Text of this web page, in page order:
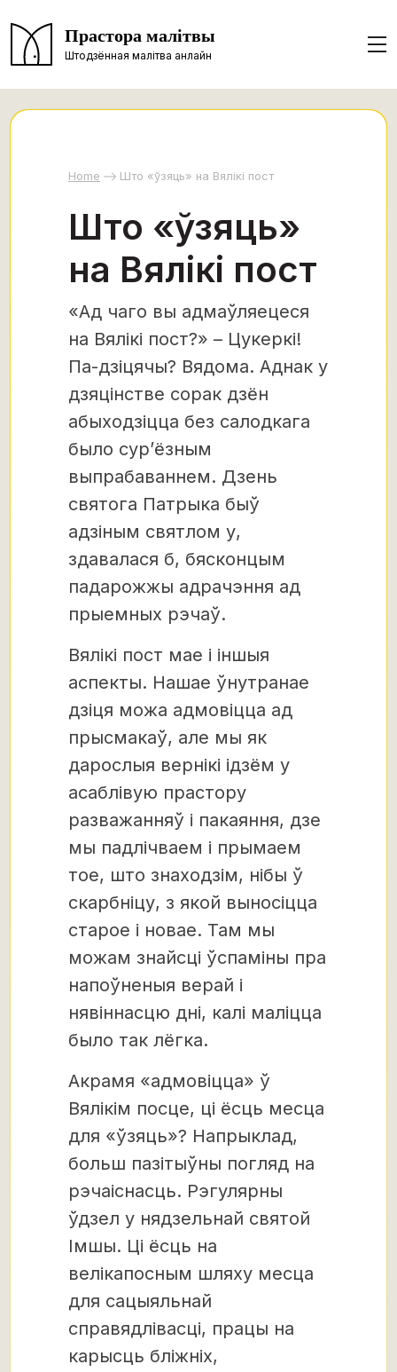
Прастора малітвы
Штодзённая малітва анлайн
Home Што «ўзяць» на Вялікі пост
Што «ўзяць»
на Вялікі пост
«Ад чаго вы адмаўляецеся
на Вялікі пост?» – Цукеркі!
Па-дзіцячы? Вядома. Аднак у
дзяцінстве сорак дзён
абыходзіцца без салодкага
было сур’ёзным
выпрабаваннем. Дзень
святога Патрыка быў
адзіным святлом у,
здавалася б, бясконцым
падарожжы адрачэння ад
прыемных рэчаў.
Вялікі пост мае і іншыя
аспекты. Нашае ўнутранае
дзіця можа адмовіцца ад
прысмакаў, але мы як
дарослыя вернікі ідзём у
асаблівую прастору
разважанняў і пакаяння, дзе
мы падлічваем і прымаем
тое, што знаходзім, нібы ў
скарбніцу, з якой выносіцца
старое і новае. Там мы
можам знайсці ўспаміны пра
напоўненыя верай і
нявіннасцю дні, калі маліцца
было так лёгка.
Акрамя «адмовіцца» ў
Вялікім посце, ці ёсць месца
для «ўзяць»? Напрыклад,
больш пазітыўны погляд на
рэчаіснасць. Рэгулярны
ўдзел у нядзельнай святой
Імшы. Ці ёсць на
велікапосным шляху месца
для сацыяльнай
справядлівасці, працы на
карысць бліжніх,